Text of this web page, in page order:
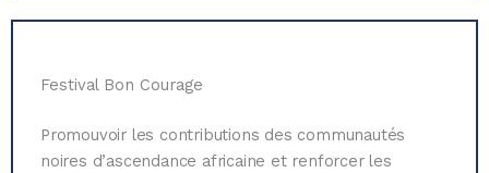
Festival Bon Courage
Promouvoir les contributions des communautés
noires d’ascendance africaine et renforcer les